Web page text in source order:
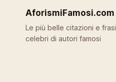
AforismiFamosi.com
Le più belle citazioni e frasi
celebri di autori famosi